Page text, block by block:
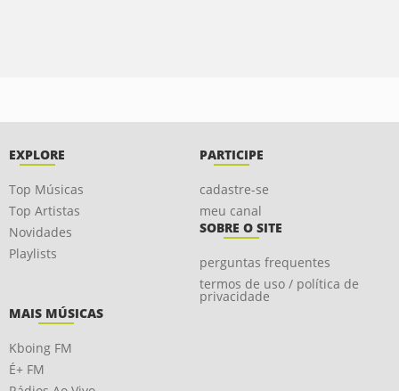
EXPLORE
Top Músicas
Top Artistas
Novidades
Playlists
PARTICIPE
cadastre-se
meu canal
SOBRE O SITE
perguntas frequentes
termos de uso / política de
privacidade
MAIS MÚSICAS
Kboing FM
É+ FM